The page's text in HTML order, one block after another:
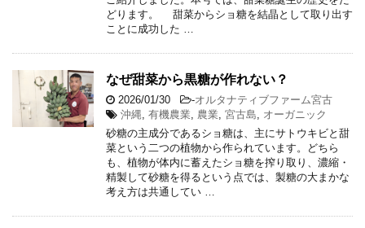
どります。 甜菜からショ糖を結晶として取り出す
ことに成功した …
なぜ甜菜から黒糖が作れない？
2026/01/30 -オルタナティブファーム宮古
沖縄, 有機農業, 農業, 宮古島, オーガニック
砂糖の主成分であるショ糖は、主にサトウキビと甜
菜という二つの植物から作られています。どちら
も、植物が体内に蓄えたショ糖を搾り取り、濃縮・
精製して砂糖を得るという点では、製糖の大まかな
考え方は共通してい …